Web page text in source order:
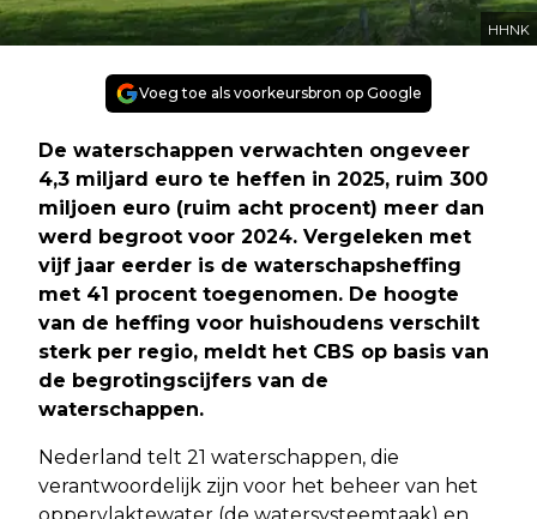
HHNK
Voeg toe als voorkeursbron op Google
De waterschappen verwachten ongeveer
4,3 miljard euro te heffen in 2025, ruim 300
miljoen euro (ruim acht procent) meer dan
werd begroot voor 2024. Vergeleken met
vijf jaar eerder is de waterschapsheffing
met 41 procent toegenomen. De hoogte
van de heffing voor huishoudens verschilt
sterk per regio, meldt het CBS op basis van
de begrotingscijfers van de
waterschappen.
Nederland telt 21 waterschappen, die
verantwoordelijk zijn voor het beheer van het